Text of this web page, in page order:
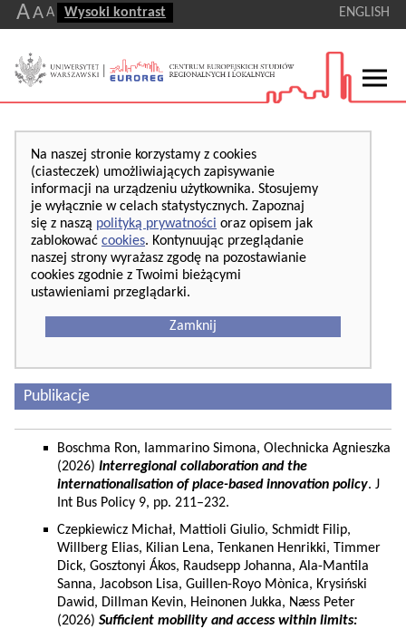
AA A Wysoki kontrast ENGLISH
Na naszej stronie korzystamy z cookies
(ciasteczek) umożliwiających zapisywanie
informacji na urządzeniu użytkownika. Stosujemy
je wyłącznie w celach statystycznych. Zapoznaj
się z naszą polityką prywatności oraz opisem jak
zablokować cookies. Kontynuując przeglądanie
naszej strony wyrażasz zgodę na pozostawianie
cookies zgodnie z Twoimi bieżącymi
ustawieniami przeglądarki.
Zamknij
Publikacje
Boschma Ron, Iammarino Simona, Olechnicka Agnieszka
(2026) Interregional collaboration and the
internationalisation of place-based innovation policy. J
Int Bus Policy 9, pp. 211–232.
Czepkiewicz Michał, Mattioli Giulio, Schmidt Filip,
Willberg Elias, Kilian Lena, Tenkanen Henrikki, Timmer
Dick, Gosztonyi Ákos, Raudsepp Johanna, Ala-Mantila
Sanna, Jacobson Lisa, Guillen-Royo Mònica, Krysiński
Dawid, Dillman Kevin, Heinonen Jukka, Næss Peter
(2026) Sufficient mobility and access within limits: